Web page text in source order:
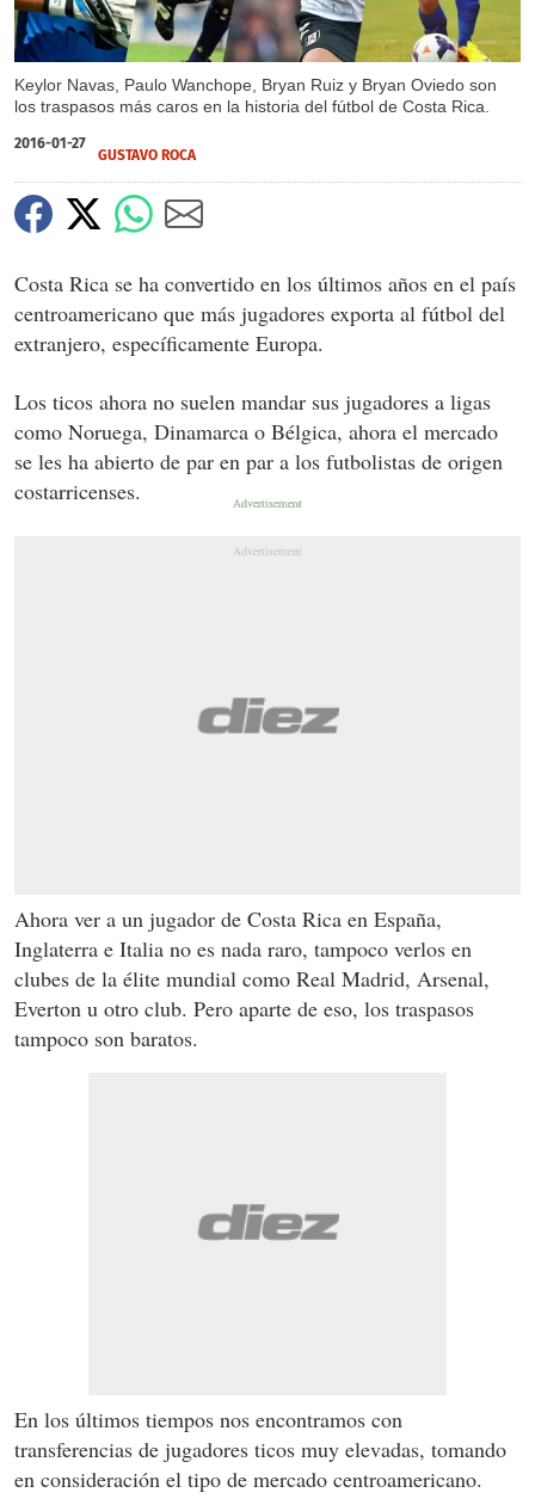
Keylor Navas, Paulo Wanchope, Bryan Ruiz y Bryan Oviedo son
los traspasos más caros en la historia del fútbol de Costa Rica.
2016-01-27
GUSTAVO ROCA
Costa Rica se ha convertido en los últimos años en el país
centroamericano que más jugadores exporta al fútbol del
extranjero, específicamente Europa.
Los ticos ahora no suelen mandar sus jugadores a ligas
como Noruega, Dinamarca o Bélgica, ahora el mercado
se les ha abierto de par en par a los futbolistas de origen
costarricenses.
Ahora ver a un jugador de Costa Rica en España,
Inglaterra e Italia no es nada raro, tampoco verlos en
clubes de la élite mundial como Real Madrid, Arsenal,
Everton u otro club. Pero aparte de eso, los traspasos
tampoco son baratos.
En los últimos tiempos nos encontramos con
transferencias de jugadores ticos muy elevadas, tomando
en consideración el tipo de mercado centroamericano.